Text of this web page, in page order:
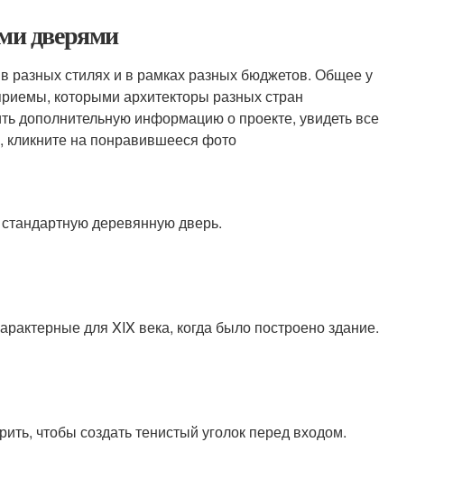
дверями
разных стилях и в рамках разных бюджетов. Общее у
которыми архитекторы разных стран
дополнительную информацию о проекте, увидеть все
кликните на понравившееся фото
деревянную дверь.
для XIX века, когда было построено здание.
чтобы создать тенистый уголок перед входом.